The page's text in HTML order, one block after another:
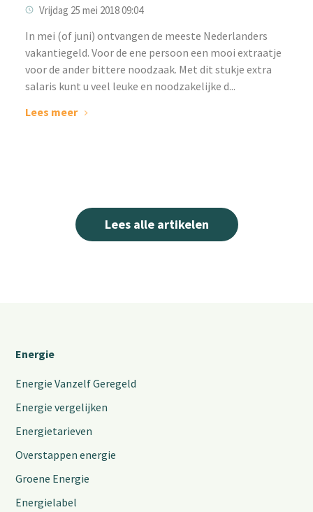
Vrijdag 25 mei 2018 09:04
In mei (of juni) ontvangen de meeste Nederlanders
vakantiegeld. Voor de ene persoon een mooi extraatje
voor de ander bittere noodzaak. Met dit stukje extra
salaris kunt u veel leuke en noodzakelijke d...
Lees meer
Lees alle artikelen
Energie
Energie Vanzelf Geregeld
Energie vergelijken
Energietarieven
Overstappen energie
Groene Energie
Energielabel